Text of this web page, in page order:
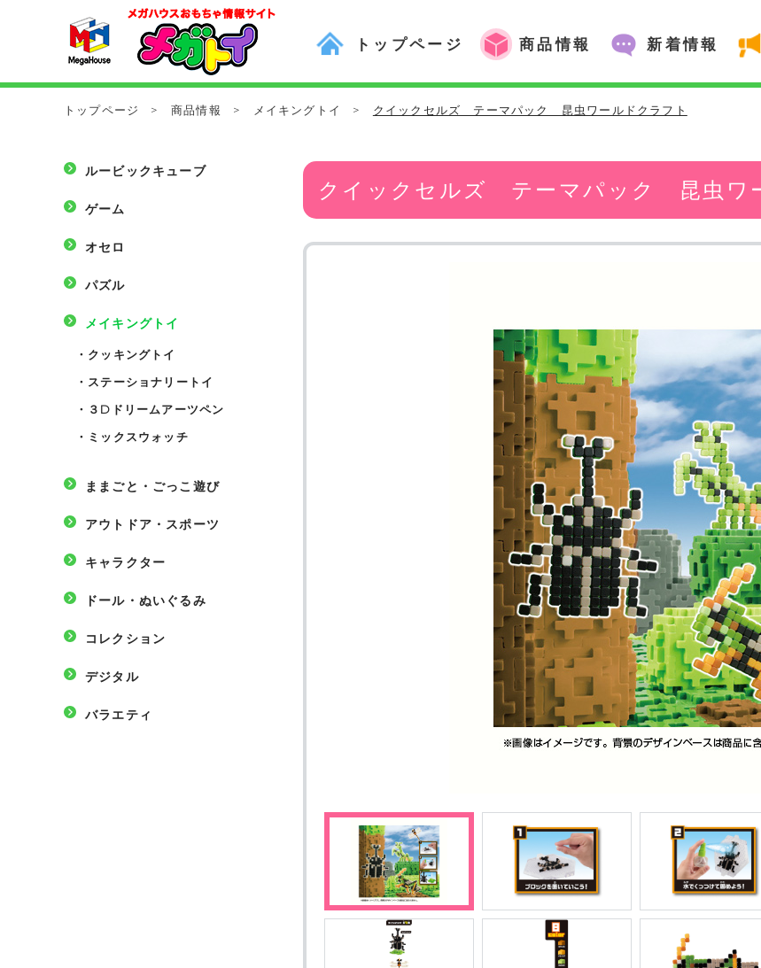
トップページ 商品情報 新着情報
トップページ > 商品情報 > メイキングトイ > クイックセルズ テーマパック 昆虫ワールドクラフト
ルービックキューブ
ゲーム
オセロ
パズル
メイキングトイ
・ クッキングトイ
・ ステーショナリートイ
・ ３Dドリームアーツペン
・ ミックスウォッチ
ままごと・ごっこ遊び
アウトドア・スポーツ
キャラクター
ドール・ぬいぐるみ
コレクション
デジタル
バラエティ
クイックセルズ テーマパック 昆虫ワ